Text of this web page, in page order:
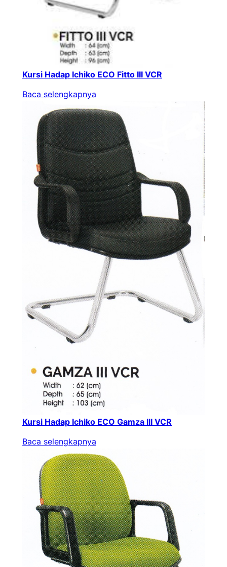
Kursi Hadap Ichiko ECO Fitto III VCR
Baca selengkapnya
Kursi Hadap Ichiko ECO Gamza III VCR
Baca selengkapnya